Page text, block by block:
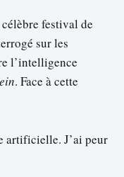
festival de
sur les
l’intelligence
. Face à cette
artificielle. J’ai peur